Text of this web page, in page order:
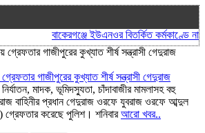
বাকেরগঞ্জে ইউএনওর বিতর্কিত কর্মকাণ্ডে
গ্রেফতার গাজীপুরের কুখ্যাত শীর্ষ সন্ত্রাসী গেদুরাজ
গ্রেফতার গাজীপুরের কুখ্যাত শীর্ষ সন্ত্রাসী গেদুরাজ
মাদক, ভূমিদস্যুতা, চাঁদাবাজীর মামলাসহ বহু
বাহিনীর প্রধান গেদুরাজ ওরফে যুবরাজ ওরফে আব্দুল
করেছে পুলিশ। শনিবারআরো খবর..